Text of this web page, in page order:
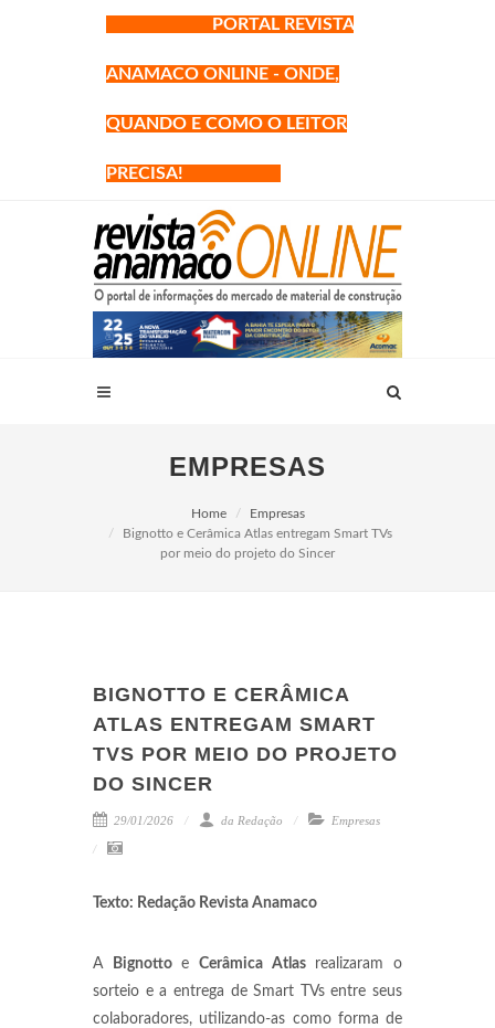
PORTAL REVISTA
ANAMACO ONLINE - ONDE,
QUANDO E COMO O LEITOR
PRECISA!
EMPRESAS
Home
Empresas
Bignotto e Cerâmica Atlas entregam Smart TVs
por meio do projeto do Sincer
BIGNOTTO E CERÂMICA
ATLAS ENTREGAM SMART
TVS POR MEIO DO PROJETO
DO SINCER
29/01/2026 da Redação Empresas
Texto: Redação Revista Anamaco
A BignottoeCerâmica Atlasrealizaram o
sorteio e a entrega de Smart TVs entre seus
colaboradores, utilizando-as como forma de